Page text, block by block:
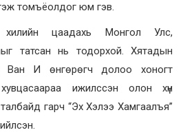
гэж томъёолдог юм гэв.
цаадахь Монгол Улс,
татсан нь тодорхой. Хятадын
Ван И өнгөрөгч долоо хоногт
ижилссэн олон хүн
гарч “Эх Хэлээ Хамгаалъя”